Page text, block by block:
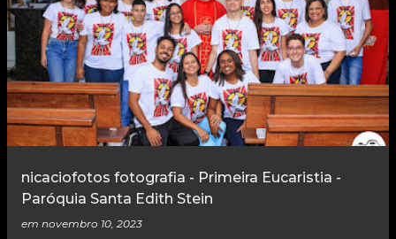
P
o
s
t
a
g
nicaciofotos fotografia - Primeira Eucaristia -
Paróquia Santa Edith Stein
em novembro 10, 2023